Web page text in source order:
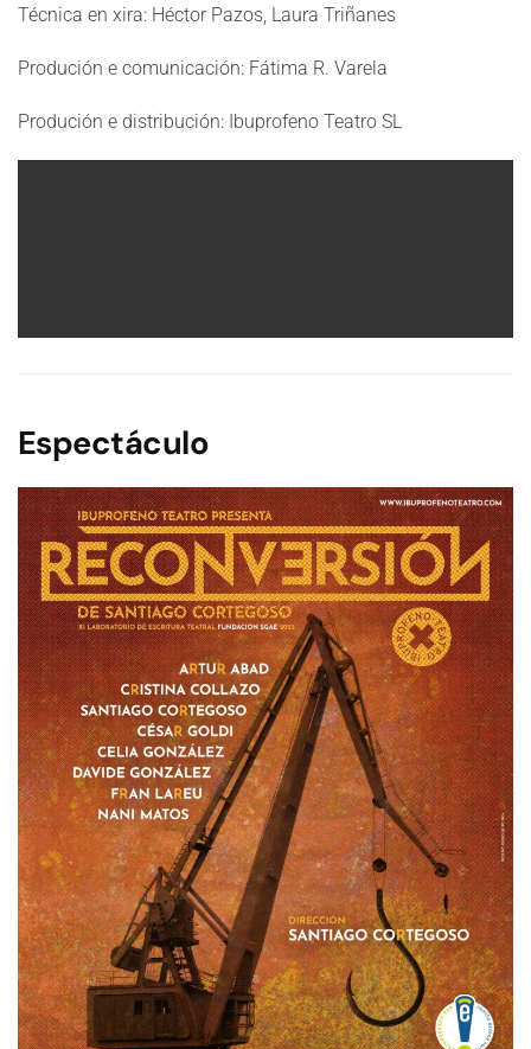
Técnica en xira: Héctor Pazos, Laura Triñanes
Produción e comunicación: Fátima R. Varela
Produción e distribución: Ibuprofeno Teatro SL
Espectáculo